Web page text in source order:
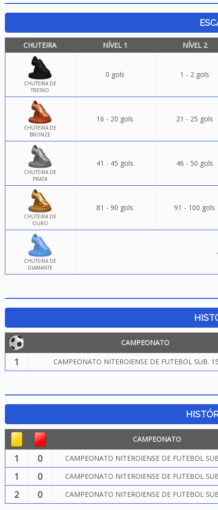
CHUTEIRA NÍVEL 1 NÍVEL 2
CHUTEIRA DE
TREINO
0 gols 1 - 2 gols
CHUTEIRA DE
BRONZE
16 - 20 gols 21 - 25 gols
CHUTEIRA DE
PRATA
41 - 45 gols 46 - 50 gols
CHUTEIRA DE
OURO
81 - 90 gols 91 - 100 gols
CHUTEIRA DE
DIAMANTE
CAMPEONATO
1 CAMPEONATO NITEROIENSE DE FUTEBOL SUB.
CAMPEONATO
1 0 CAMPEONATO NITEROIENSE DE FUTEBOL
1 0 CAMPEONATO NITEROIENSE DE FUTEBOL
2 0 CAMPEONATO NITEROIENSE DE FUTEBOL